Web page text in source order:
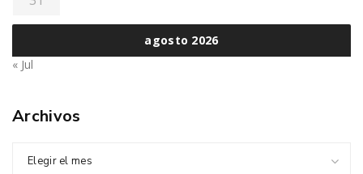
agosto 2026
« Jul
Archivos
Elegir el mes